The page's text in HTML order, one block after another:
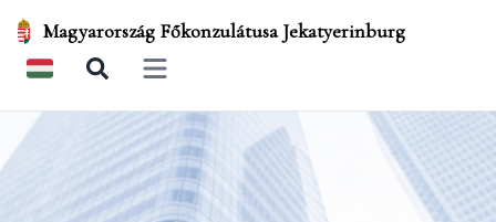
Magyarország Főkonzulátusa Jekatyerinburg
Open main menu